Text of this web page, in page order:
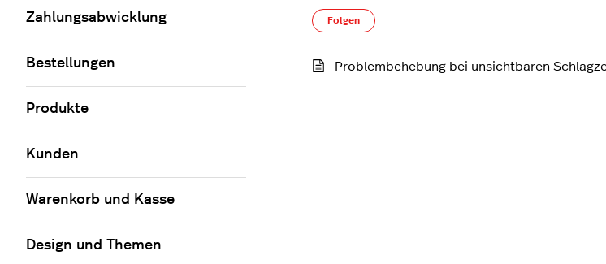
Folgen
Problembehebung bei unsichtbaren
Zahlungsabwicklung
Bestellungen
Produkte
Kunden
Warenkorb und Kasse
Design und Themen